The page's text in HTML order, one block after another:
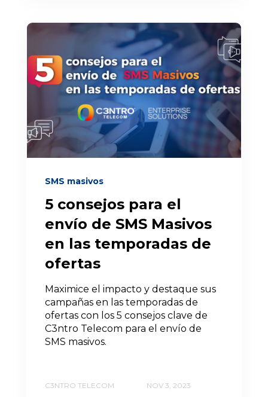
SMS masivos
5 consejos para el
envío de SMS Masivos
en las temporadas de
ofertas
Maximice el impacto y destaque sus
campañas en las temporadas de
ofertas con los 5 consejos clave de
C3ntro Telecom para el envío de
SMS masivos.
C3NTRO TELECOM NOV 3, 2023